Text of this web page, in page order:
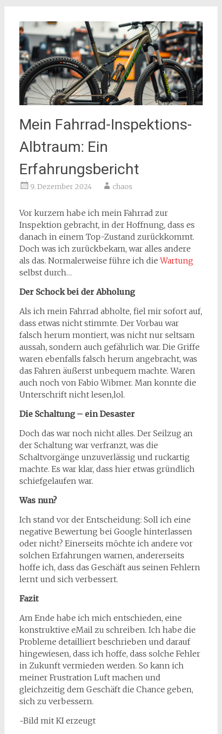
Mein Fahrrad-Inspektions-
Albtraum: Ein
Erfahrungsbericht
9. Dezember 2024 chaos
Vor kurzem habe ich mein Fahrrad zur
Inspektion gebracht, in der Hoffnung, dass es
danach in einem Top-Zustand zurückkommt.
Doch was ich zurückbekam, war alles andere
als das. Normalerweise führe ich dieWartung
selbst durch…
Der Schock bei der Abholung
Als ich mein Fahrrad abholte, fiel mir sofort auf,
dass etwas nicht stimmte. Der Vorbau war
falsch herum montiert, was nicht nur seltsam
aussah, sondern auch gefährlich war. Die Griffe
waren ebenfalls falsch herum angebracht, was
das Fahren äußerst unbequem machte. Waren
auch noch von Fabio Wibmer. Man konnte die
Unterschrift nicht lesen,lol.
Die Schaltung – ein Desaster
Doch das war noch nicht alles. Der Seilzug an
der Schaltung war verfranzt, was die
Schaltvorgänge unzuverlässig und ruckartig
machte. Es war klar, dass hier etwas gründlich
schiefgelaufen war.
Was nun?
Ich stand vor der Entscheidung: Soll ich eine
negative Bewertung bei Google hinterlassen
oder nicht? Einerseits möchte ich andere vor
solchen Erfahrungen warnen, andererseits
hoffe ich, dass das Geschäft aus seinen Fehlern
lernt und sich verbessert.
Fazit
Am Ende habe ich mich entschieden, eine
konstruktive eMail zu schreiben. Ich habe die
Probleme detailliert beschrieben und darauf
hingewiesen, dass ich hoffe, dass solche Fehler
in Zukunft vermieden werden. So kann ich
meiner Frustration Luft machen und
gleichzeitig dem Geschäft die Chance geben,
sich zu verbessern.
~Bild mit KI erzeugt